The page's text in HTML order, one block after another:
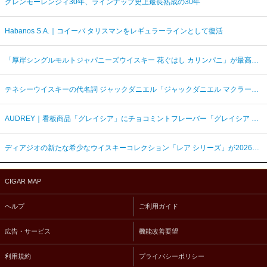
グレンモーレンジィ30年、ラインナップ史上最長熟成の30年
Habanos S.A.｜コイーバ タリスマンをレギュラーラインとして復活
「厚岸シングルモルトジャパニーズウイスキー 花ぐはし カリンパニ」が最高金賞、ジャパングランプリ受賞
テネシーウイスキーの代名詞 ジャックダニエル「ジャックダニエル マクラーレン2026ラベル」を数量限定発売
AUDREY｜看板商品「グレイシア」にチョコミントフレーバー「グレイシア チョコミンティ」が新登場
ディアジオの新たな希少なウイスキーコレクション「レア シリーズ」が2026年7月7日（火）より日本発売
CIGAR MAP
ヘルプ ご利用ガイド
広告・サービス 機能改善要望
利用規約 プライバシーポリシー